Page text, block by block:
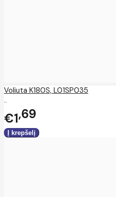
Voliuta K180S, L01SP035
..
€1 69